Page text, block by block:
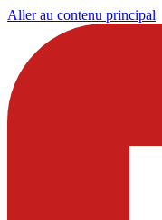
Aller au contenu principal